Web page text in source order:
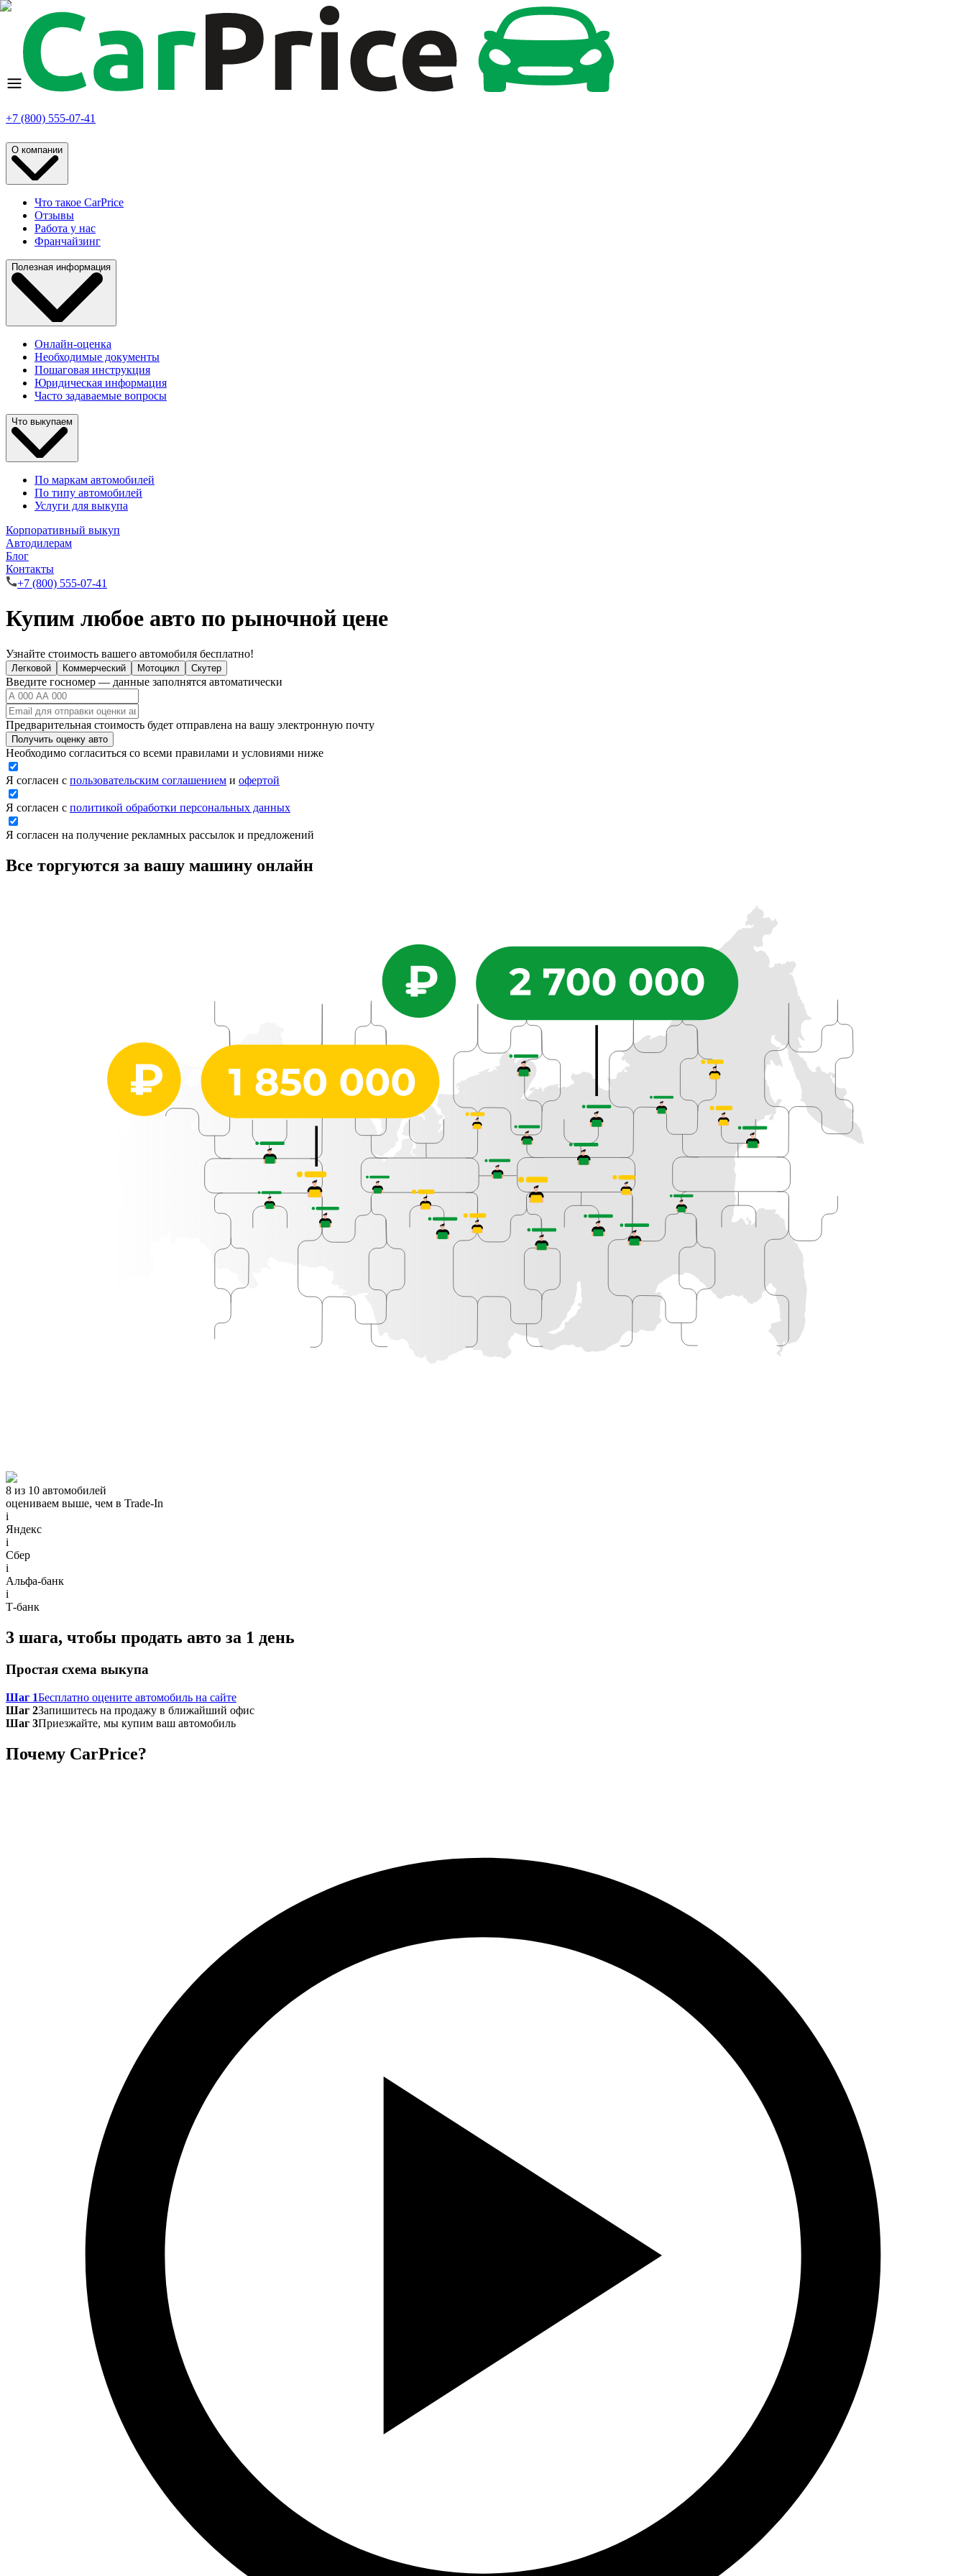
+7 (800) 555-07-41
О компании
Что такое CarPrice
Отзывы
Работа у нас
Франчайзинг
Полезная информация
Онлайн-оценка
Необходимые документы
Пошаговая инструкция
Юридическая информация
Часто задаваемые вопросы
Что выкупаем
По маркам автомобилей
По типу автомобилей
Услуги для выкупа
Корпоративный выкуп
Автодилерам
Блог
Контакты
+7 (800) 555-07-41
Купим любое авто по рыночной цене
Узнайте стоимость вашего автомобиля бесплатно!
Легковой Коммерческий Мотоцикл Скутер
Введите госномер — данные заполнятся автоматически
Предварительная стоимость будет отправлена на вашу электронную почту
Получить оценку авто
Необходимо согласиться со всеми правилами и условиями ниже
Я согласен с пользовательским соглашением и офертой
Я согласен с политикой обработки персональных данных
Я согласен на получение рекламных рассылок и предложений
Все торгуются за вашу машину онлайн
8 из 10 автомобилей
оцениваем выше, чем в Trade‑In
i
Яндекс
i
Сбер
i
Альфа-банк
i
Т-банк
3 шага, чтобы продать авто за 1 день
Простая схема выкупа
Шаг 1Бесплатно оцените автомобиль на сайте
Шаг 2Запишитесь на продажу в ближайший офис
Шаг 3Приезжайте, мы купим ваш автомобиль
Почему CarPrice?